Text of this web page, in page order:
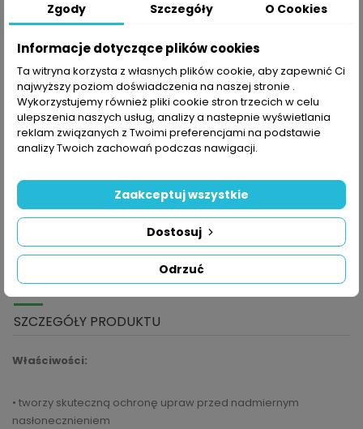
Polityka prywatności
Składając zamówienie akceptujesz Politykę prywatności
Składając zamówienie akceptujesz Zasady Wysyłki i
Zwrotu
Zasady bezpieczeństwa
Składając zamówienie akceptujesz Regulamin sklepu
SZCZEGÓŁY PRODUKTU
Właściwości:
• tworzy skuteczną ochronę upraw przed nadmiernym
nasłonecznieniem
Zgody Szczegóły O Cookies
Informacje dotyczące plików cookies
Ta witryna korzysta z własnych plików cookie, aby zapewnić Ci
najwyższy poziom doświadczenia na naszej stronie .
Wykorzystujemy również pliki cookie stron trzecich w celu
ulepszenia naszych usług, analizy a nastepnie wyświetlania
reklam związanych z Twoimi preferencjami na podstawie
analizy Twoich zachowań podczas nawigacji.
Odrzuć
Dostosuj
Zaakceptuj wszystkie